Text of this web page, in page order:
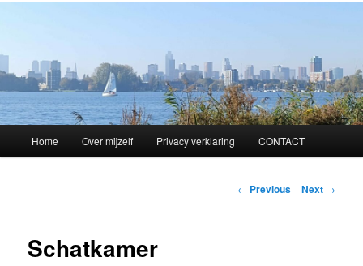
Skip
content
Home Over mijzelf Privacy verklaring CONTACT
Post
← Previous Next →
Schatkamer